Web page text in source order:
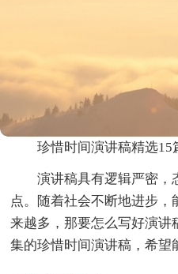
珍惜时间演讲稿精选15
演讲稿具有逻辑严密，
点。随着社会不断地进步
来越多，那要怎么写好演讲
集的珍惜时间演讲稿，希望